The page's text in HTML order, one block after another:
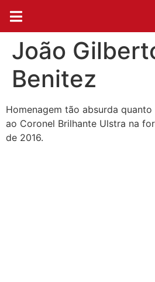
João
Benitez
Homenagem tão absurda
ao Coronel Brilhante Ulstra na
de 2016.